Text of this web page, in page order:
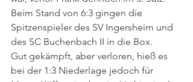
Beim Stand von 6:3 gingen die
Spitzenspieler des SV Ingersheim und
des SC Buchenbach II in die Box.
Gut gekämpft, aber verloren, hieß es
bei der 1:3 Niederlage jedoch für